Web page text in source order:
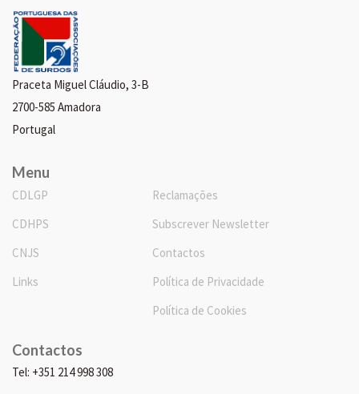
Praceta Miguel Cláudio, 3-B
2700-585 Amadora
Portugal
Menu
CDLGP
CDHPS
CNJS
Links
Reclamações
Subscrever Newsletter
Contactos
Política de Privacidade
Política de Cookies
Contactos
Tel: +351 214 998 308